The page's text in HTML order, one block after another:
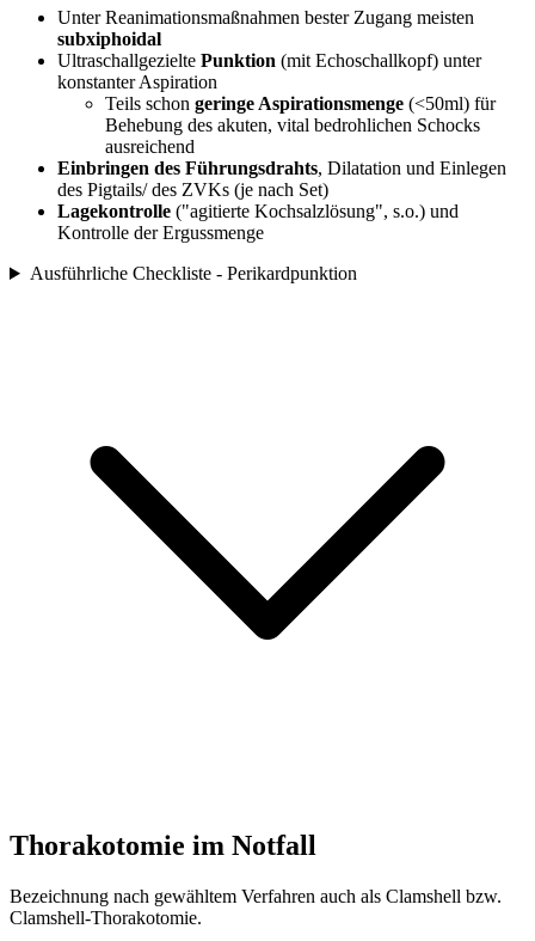
Unter Reanimationsmaßnahmen bester Zugang meisten
subxiphoidal
Ultraschallgezielte Punktion (mit Echoschallkopf) unter
konstanter Aspiration
Teils schon geringe Aspirationsmenge (<50ml) für
Behebung des akuten, vital bedrohlichen Schocks
ausreichend
Einbringen des Führungsdrahts, Dilatation und Einlegen
des Pigtails/ des ZVKs (je nach Set)
Lagekontrolle ("agitierte Kochsalzlösung", s.o.) und
Kontrolle der Ergussmenge
Ausführliche Checkliste - Perikardpunktion
Thorakotomie im Notfall
Bezeichnung nach gewähltem Verfahren auch als Clamshell bzw.
Clamshell-Thorakotomie.